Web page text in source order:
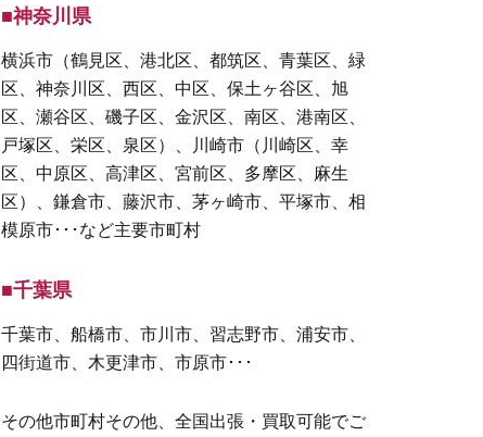
■神奈川県
横浜市（鶴見区、港北区、都筑区、青葉区、緑
区、神奈川区、西区、中区、保土ヶ谷区、旭
区、瀬谷区、磯子区、金沢区、南区、港南区、
戸塚区、栄区、泉区）、川崎市（川崎区、幸
区、中原区、高津区、宮前区、多摩区、麻生
区）、鎌倉市、藤沢市、茅ヶ崎市、平塚市、相
模原市･･･など主要市町村
■千葉県
千葉市、船橋市、市川市、習志野市、浦安市、
四街道市、木更津市、市原市･･･
その他市町村その他、全国出張・買取可能でご